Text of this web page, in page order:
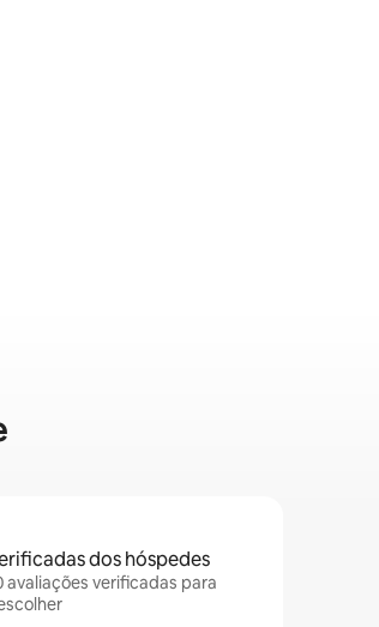
dos hóspedes
avaliações verificadas para